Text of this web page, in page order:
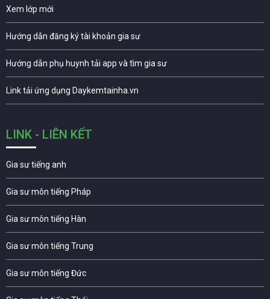
Xem lớp mới
Hướng dẫn đăng ký tài khoản gia sư
Hướng dẫn phụ huynh tải app và tìm gia sư
Link tải ứng dụng Daykemtainha.vn
LINK - LIÊN KẾT
Gia sư tiếng anh
Gia sư môn tiếng Pháp
Gia sư môn tiếng Hàn
Gia sư môn tiếng Trung
Gia sư môn tiếng Đức